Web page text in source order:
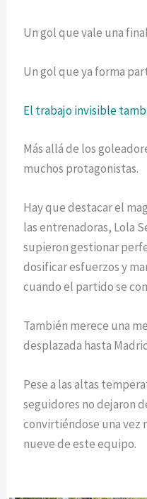
Un gol que vale una
Un gol que ya forma
El trabajo invisible
Más allá de los
muchos protagonistas.
Hay que destacar el
las entrenadoras, Lola
supieron gestionar
dosificar esfuerzos y
cuando el partido se
También merece una
desplazada hasta
Pese a las altas
seguidores no dejaron
convirtiéndose una vez
nueve de este equipo.